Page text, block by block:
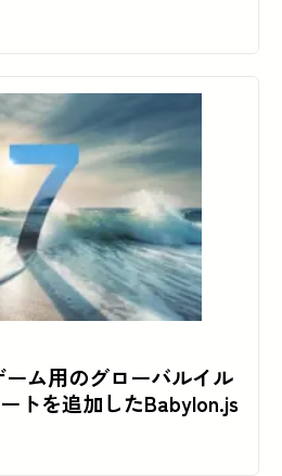
ム用のグローバルイル
トを追加したBabylon.js